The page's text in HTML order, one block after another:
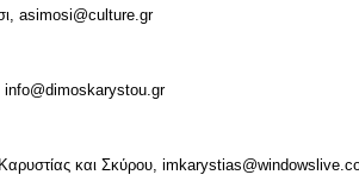
asimosi@culture.gr
info@dimoskarystou.gr
και Σκύρου,